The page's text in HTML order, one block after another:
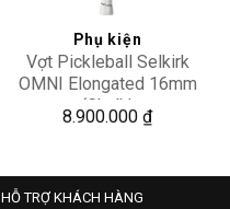
Phụ kiện
Vợt Pickleball Selkirk
OMNI Elongated 16mm
‘Chalk’
8.900.000 ₫
HỖ TRỢ KHÁCH HÀNG